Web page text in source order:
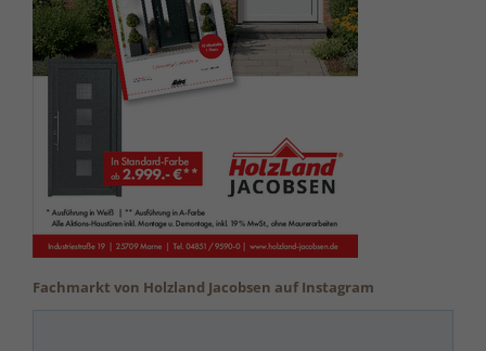
Fachmarkt von Holzland Jacobsen auf Instagram